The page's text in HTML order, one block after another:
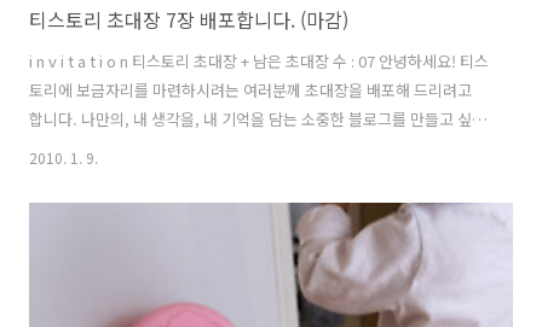
티스토리 초대장 7장 배포합니다. (마감)
i n v i t a t i o n 티스토리 초대장 + 남은 초대장 수 : 07 안녕하세요! 티스
토리에 보금자리를 마련하시려는 여러분께 초대장을 배포해 드리려고
합니다. 나만의, 내 생각을, 내 기억을 담는 소중한 블로그를 만들고 싶다
면 티스토리로 시작해보세요! 티스토리 블로그는 초대에 의해서만 가입
을 보내드립니다. 남겨주실 때에는 꼭 비밀댓글로 남겨주세요! 초대장을
보내드리고 바로 개설하시지 않으신 분들은 초대장을 회수할 수도 있으
니 바로 개설해주세요! Yes 이런 분들께 드립니다! 1. 다른 블로그를 사
용해보셨던 분 2. 이메일 주소가 정상적인 분 3. 블로그를 시작하려는 이
유를 남겨주신 분! No 이런 분들께 드리지 않아요! ..
2010. 1. 9.